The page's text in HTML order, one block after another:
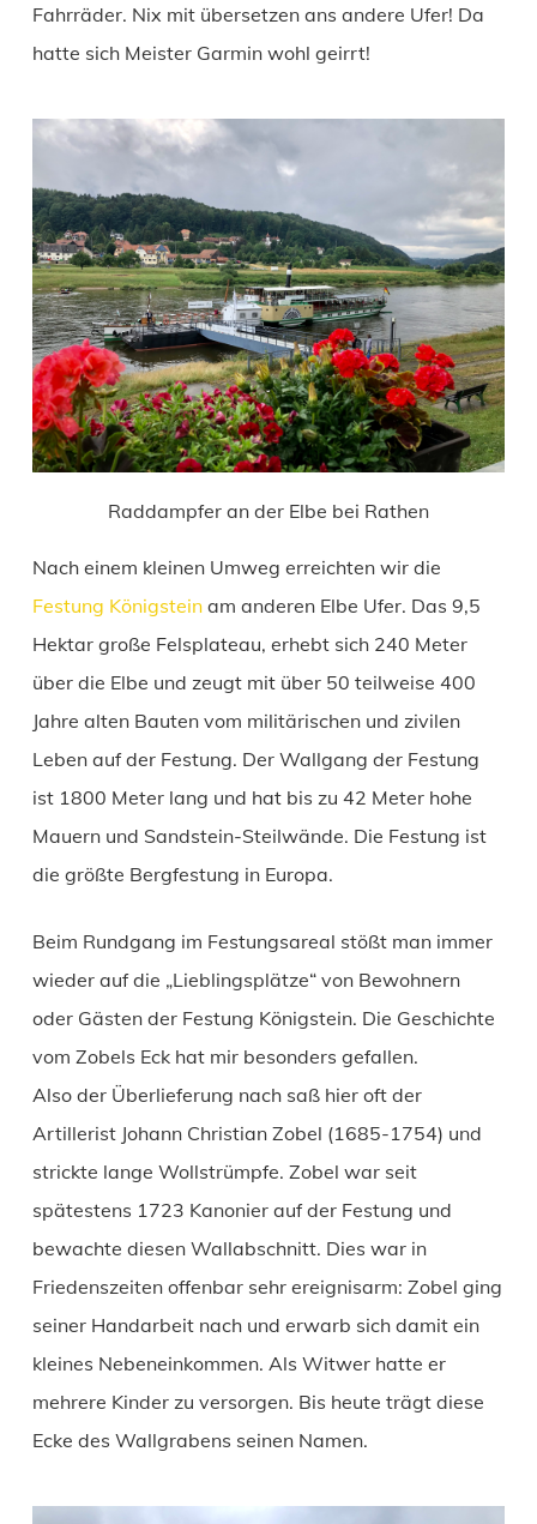
Fahrräder. Nix mit übersetzen ans andere Ufer! Da
hatte sich Meister Garmin wohl geirrt!
Raddampfer an der Elbe bei Rathen
Nach einem kleinen Umweg erreichten wir die
Festung Königsteinam anderen Elbe Ufer. Das 9,5
Hektar große Felsplateau, erhebt sich 240 Meter
über die Elbe und zeugt mit über 50 teilweise 400
Jahre alten Bauten vom militärischen und zivilen
Leben auf der Festung. Der Wallgang der Festung
ist 1800 Meter lang und hat bis zu 42 Meter hohe
Mauern und Sandstein-Steilwände. Die Festung ist
die größte Bergfestung in Europa.
Beim Rundgang im Festungsareal stößt man immer
wieder auf die „Lieblingsplätze“ von Bewohnern
oder Gästen der Festung Königstein. Die Geschichte
vom Zobels Eck hat mir besonders gefallen.
Also der Überlieferung nach saß hier oft der
Artillerist Johann Christian Zobel (1685-1754) und
strickte lange Wollstrümpfe. Zobel war seit
spätestens 1723 Kanonier auf der Festung und
bewachte diesen Wallabschnitt. Dies war in
Friedenszeiten offenbar sehr ereignisarm: Zobel ging
seiner Handarbeit nach und erwarb sich damit ein
kleines Nebeneinkommen. Als Witwer hatte er
mehrere Kinder zu versorgen. Bis heute trägt diese
Ecke des Wallgrabens seinen Namen.